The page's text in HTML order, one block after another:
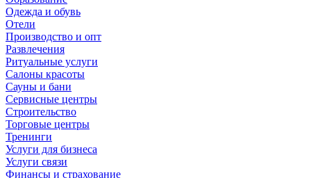
Одежда и обувь
Отели
Производство и опт
Развлечения
Ритуальные услуги
Салоны красоты
Сауны и бани
Сервисные центры
Строительство
Торговые центры
Тренинги
Услуги для бизнеса
Услуги связи
Финансы и страхование